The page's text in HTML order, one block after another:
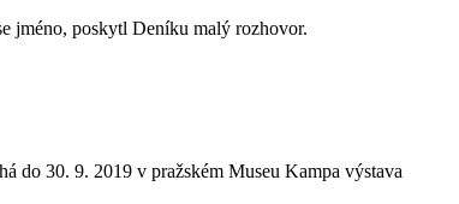
jméno, poskytl Deníku malý rozhovor.
do 30. 9. 2019 v pražském Museu Kampa výstava